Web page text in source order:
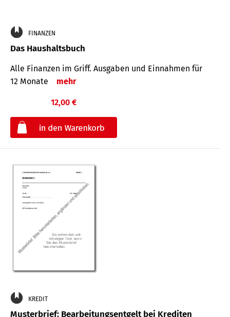
FINANZEN
Das Haushaltsbuch
Alle Finanzen im Griff. Aus­gaben und Ein­nahmen für
12 Monate
mehr
12,00 €
KREDIT
Musterbrief: Bearbeitungsentgelt bei Krediten